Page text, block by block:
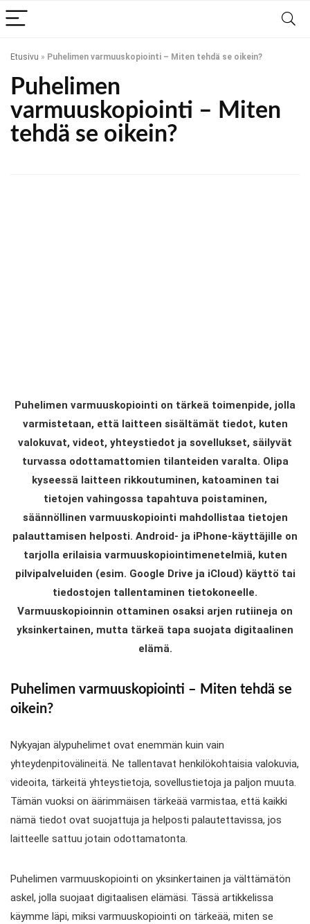
Etusivu » Puhelimen varmuuskopiointi – Miten tehdä se oikein?
Puhelimen
varmuuskopiointi – Miten
tehdä se oikein?
Puhelimen varmuuskopiointi on tärkeä toimenpide, jolla
varmistetaan, että laitteen sisältämät tiedot, kuten
valokuvat, videot, yhteystiedot ja sovellukset, säilyvät
turvassa odottamattomien tilanteiden varalta. Olipa
kyseessä laitteen rikkoutuminen, katoaminen tai
tietojen vahingossa tapahtuva poistaminen,
säännöllinen varmuuskopiointi mahdollistaa tietojen
palauttamisen helposti. Android- ja iPhone-käyttäjille on
tarjolla erilaisia varmuuskopiointimenetelmiä, kuten
pilvipalveluiden (esim. Google Drive ja iCloud) käyttö tai
tiedostojen tallentaminen tietokoneelle.
Varmuuskopioinnin ottaminen osaksi arjen rutiineja on
yksinkertainen, mutta tärkeä tapa suojata digitaalinen
elämä.
Puhelimen varmuuskopiointi – Miten tehdä se
oikein?
Nykyajan älypuhelimet ovat enemmän kuin vain
yhteydenpitovälineitä. Ne tallentavat henkilökohtaisia valokuvia,
videoita, tärkeitä yhteystietoja, sovellustietoja ja paljon muuta.
Tämän vuoksi on äärimmäisen tärkeää varmistaa, että kaikki
nämä tiedot ovat suojattuja ja helposti palautettavissa, jos
laitteelle sattuu jotain odottamatonta.
Puhelimen varmuuskopiointi on yksinkertainen ja välttämätön
askel, jolla suojaat digitaalisen elämäsi. Tässä artikkelissa
käymme läpi, miksi varmuuskopiointi on tärkeää, miten se